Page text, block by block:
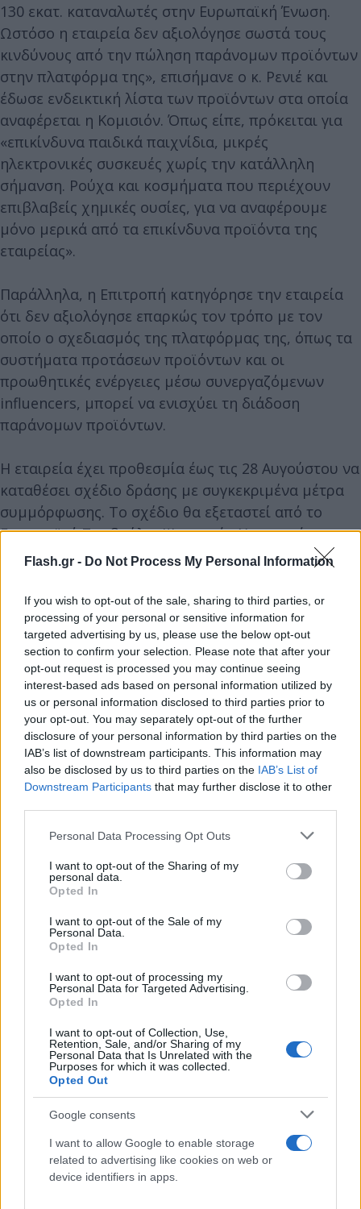
Flash.gr - Do Not Process My Personal Information
If you wish to opt-out of the sale, sharing to third parties, or
processing of your personal or sensitive information for
targeted advertising by us, please use the below opt-out
section to confirm your selection. Please note that after your
opt-out request is processed you may continue seeing
interest-based ads based on personal information utilized by
us or personal information disclosed to third parties prior to
your opt-out. You may separately opt-out of the further
disclosure of your personal information by third parties on the
IAB’s list of downstream participants. This information may
also be disclosed by us to third parties on the IAB’s List of
Downstream Participants that may further disclose it to other
Please note that this website/app uses one or more Google
not limited to your visit or usage behaviour. You may click to
grant or deny consent to Google and its third-party tags to
use your data for below specified purposes in below Google
consent section.
Personal Data Processing Opt Outs
I want to opt-out of the Sharing of my
personal data.
Opted In
I want to opt-out of the Sale of my
Personal Data.
Opted In
I want to opt-out of processing my
Personal Data for Targeted Advertising.
Opted In
I want to opt-out of Collection, Use,
Retention, Sale, and/or Sharing of my
Personal Data that Is Unrelated with the
Purposes for which it was collected.
Opted Out
Google consents
I want to allow Google to enable storage
related to advertising like cookies on web or
device identifiers in apps.
130 εκατ. καταναλωτές στην Ευρωπαϊκή Ένωση.
Ωστόσο η εταιρεία δεν αξιολόγησε σωστά τους
κινδύνους από την πώληση παράνομων προϊόντων
στην πλατφόρμα της», επισήμανε ο κ. Ρενιέ και
έδωσε ενδεικτική λίστα των προϊόντων στα οποία
αναφέρεται η Κομισιόν. Όπως είπε, πρόκειται για
«επικίνδυνα παιδικά παιχνίδια, μικρές
ηλεκτρονικές συσκευές χωρίς την κατάλληλη
σήμανση. Ρούχα και κοσμήματα που περιέχουν
επιβλαβείς χημικές ουσίες, για να αναφέρουμε
μόνο μερικά από τα επικίνδυνα προϊόντα της
εταιρείας».
Παράλληλα, η Επιτροπή κατηγόρησε την εταιρεία
ότι δεν αξιολόγησε επαρκώς τον τρόπο με τον
οποίο ο σχεδιασμός της πλατφόρμας της, όπως τα
συστήματα προτάσεων προϊόντων και οι
προωθητικές ενέργειες μέσω συνεργαζόμενων
influencers, μπορεί να ενισχύει τη διάδοση
παράνομων προϊόντων.
Η εταιρεία έχει προθεσμία έως τις 28 Αυγούστου να
καταθέσει σχέδιο δράσης με συγκεκριμένα μέτρα
συμμόρφωσης. Το σχέδιο θα εξεταστεί από το
Ευρωπαϊκό Συμβούλιο Ψηφιακών Υπηρεσιών και
στη συνέχεια η Επιτροπή θα εκδώσει την τελική της
περίπτωση μη συμμόρφωσης, η εταιρεία ενδέχεται
να αντιμετωπίσει επιπλέον χρηματικές κυρώσεις.
Πηγή: ΑΠΕ-ΜΠΕ